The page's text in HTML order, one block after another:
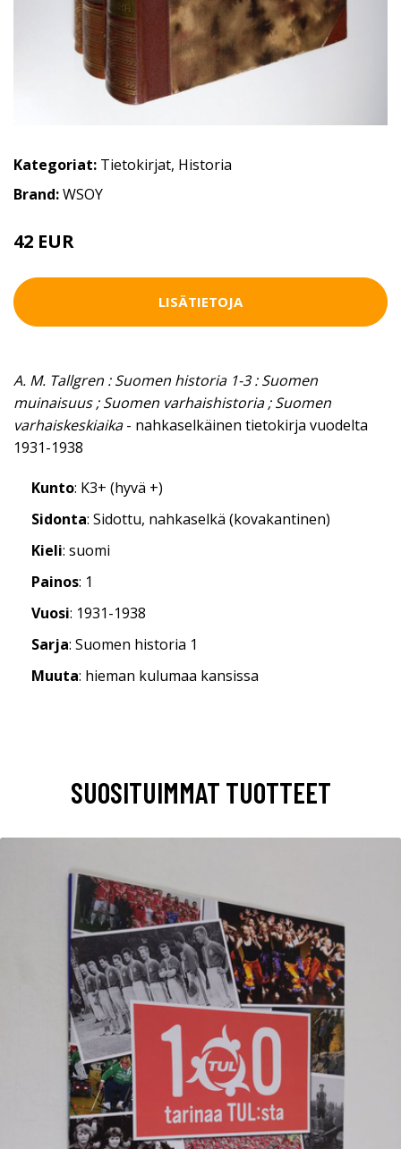
Kategoriat: Tietokirjat, Historia
Brand:WSOY
42 EUR
LISÄTIETOJA
A. M. Tallgren : Suomen historia 1-3 : Suomen
muinaisuus ; Suomen varhaishistoria ; Suomen
varhaiskeskiaika- nahkaselkäinen tietokirja vuodelta
1931-1938
Kunto: K3+ (hyvä +)
Sidonta: Sidottu, nahkaselkä (kovakantinen)
Kieli: suomi
Painos: 1
Vuosi: 1931-1938
Sarja: Suomen historia 1
Muuta: hieman kulumaa kansissa
SUOSITUIMMAT TUOTTEET